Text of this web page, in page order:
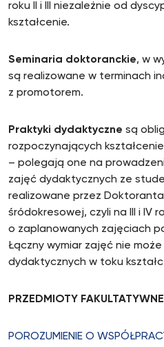
roku II i III niezależnie od
kształcenie.
Seminaria doktoranckie, w
są realizowane w terminach
z promotorem.
Praktyki dydaktyczne są
rozpoczynających
– polegają one na
zajęć dydaktycznych ze
realizowane przez
śródokresowej, czyli na III i IV
o zaplanowanych zajęciach
Łączny wymiar zajęć nie
dydaktycznych w toku
PRZEDMIOTY
POROZUMIENIE O